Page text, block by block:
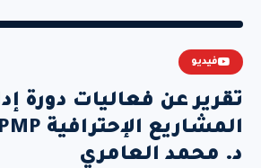
فيديو
تقرير عن فعاليات دورة
د. محمد العامري